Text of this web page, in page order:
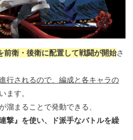
衛・後衛に配置して戦闘が開始さ
行されるので、編成と各キャラの
ます。
溜まることで発動できる、
撃』を使い、ド派手なバトルを繰